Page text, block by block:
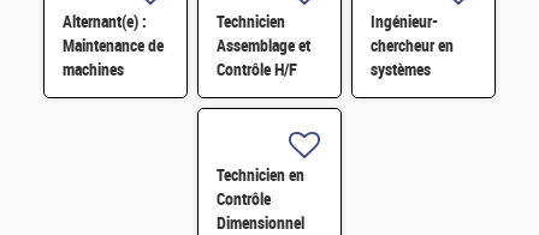
contraint H/F
Alternant(e) :
Maintenance de
machines
automates -
Technicien
Assemblage et
Contrôle H/F
Ingénieur-
chercheur en
systèmes
embarqués H/F
Technicien en
Contrôle
Dimensionnel